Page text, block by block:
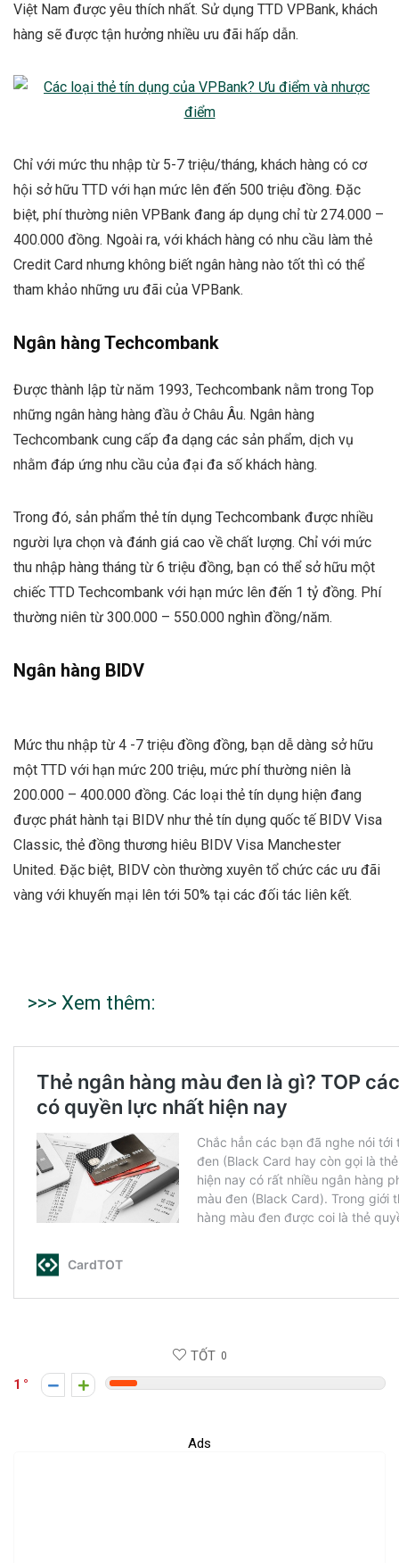
Việt Nam được yêu thích nhất. Sử dụng TTD VPBank, khách
hàng sẽ được tận hưởng nhiều ưu đãi hấp dẫn.
Chỉ với mức thu nhập từ 5-7 triệu/tháng, khách hàng có cơ
hội sở hữu TTD với hạn mức lên đến 500 triệu đồng. Đặc
biệt, phí thường niên VPBank đang áp dụng chỉ từ 274.000 –
400.000 đồng. Ngoài ra, với khách hàng có nhu cầu làm thẻ
Credit Card nhưng không biết ngân hàng nào tốt thì có thể
tham khảo những ưu đãi của VPBank.
Ngân hàng Techcombank
Được thành lập từ năm 1993, Techcombank nằm trong Top
những ngân hàng hàng đầu ở Châu Âu. Ngân hàng
Techcombank cung cấp đa dạng các sản phẩm, dịch vụ
nhằm đáp ứng nhu cầu của đại đa số khách hàng.
Trong đó, sản phẩm thẻ tín dụng Techcombank được nhiều
người lựa chọn và đánh giá cao về chất lượng. Chỉ với mức
thu nhập hàng tháng từ 6 triệu đồng, bạn có thể sở hữu một
chiếc TTD Techcombank với hạn mức lên đến 1 tỷ đồng. Phí
thường niên từ 300.000 – 550.000 nghìn đồng/năm.
Ngân hàng BIDV
Mức thu nhập từ 4 -7 triệu đồng đồng, bạn dễ dàng sở hữu
một TTD với hạn mức 200 triệu, mức phí thường niên là
200.000 – 400.000 đồng. Các loại thẻ tín dụng hiện đang
được phát hành tại BIDV như thẻ tín dụng quốc tế BIDV Visa
Classic, thẻ đồng thương hiêu BIDV Visa Manchester
United. Đặc biệt, BIDV còn thường xuyên tổ chức các ưu đãi
vàng với khuyến mại lên tới 50% tại các đối tác liên kết.
>>> Xem thêm:
TỐT 0
1
Ads